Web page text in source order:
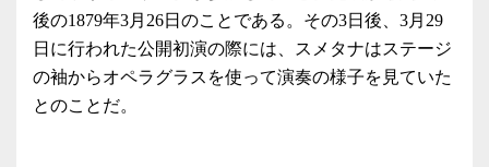
後の1879年3月26日のことである。その3日後、3月29
日に行われた公開初演の際には、スメタナはステージ
の袖からオペラグラスを使って演奏の様子を見ていた
とのことだ。